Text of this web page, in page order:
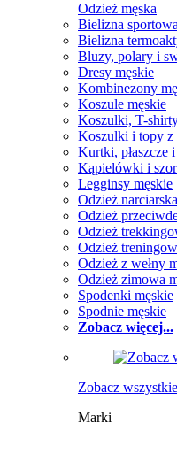
Odzież męska
Bielizna
Bielizna
Bluzy, polary i
Dresy męskie
Kombinezony
Koszule męskie
Koszulki, T-
Koszulki i topy
Kurtki, płaszcze
Kąpielówki i
Legginsy męskie
Odzież
Odzież
Odzież
Odzież
Odzież z wełny
Odzież zimowa
Spodenki męskie
Spodnie męskie
Zobacz więcej...
Zobacz
Marki